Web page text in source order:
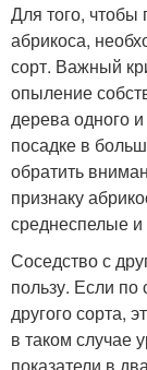
Для того,
абрикоса,
сорт. Важный
опыление
дерева одного
посадке в
обратить
признаку
среднеспелые и
Соседство с
пользу. Если по
другого сорта,
в таком случае